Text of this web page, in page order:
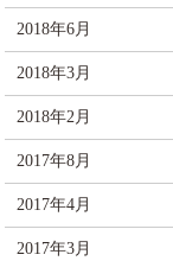
2018年6月
2018年3月
2018年2月
2017年8月
2017年4月
2017年3月